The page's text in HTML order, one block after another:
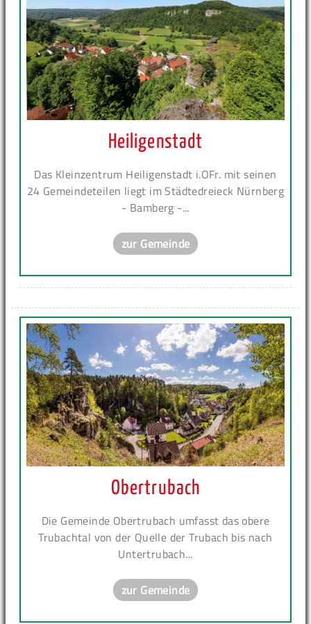
Heiligenstadt
Das Kleinzentrum Heiligenstadt i.OFr. mit seinen
24 Gemeindeteilen liegt im Städtedreieck Nürnberg
- Bamberg -...
zur Gemeinde
Obertrubach
Die Gemeinde Obertrubach umfasst das obere
Trubachtal von der Quelle der Trubach bis nach
Untertrubach...
zur Gemeinde